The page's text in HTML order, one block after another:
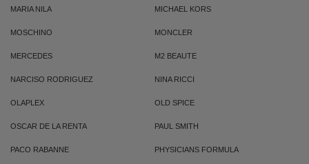
MARIA NILA MICHAEL KORS
MOSCHINO MONCLER
MERCEDES M2 BEAUTE
NARCISO RODRIGUEZ NINA RICCI
OLAPLEX OLD SPICE
OSCAR DE LA RENTA PAUL SMITH
PACO RABANNE PHYSICIANS FORMULA